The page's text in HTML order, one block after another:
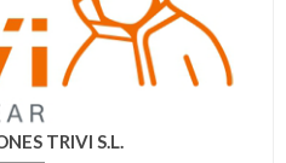
TRIVI S.L.